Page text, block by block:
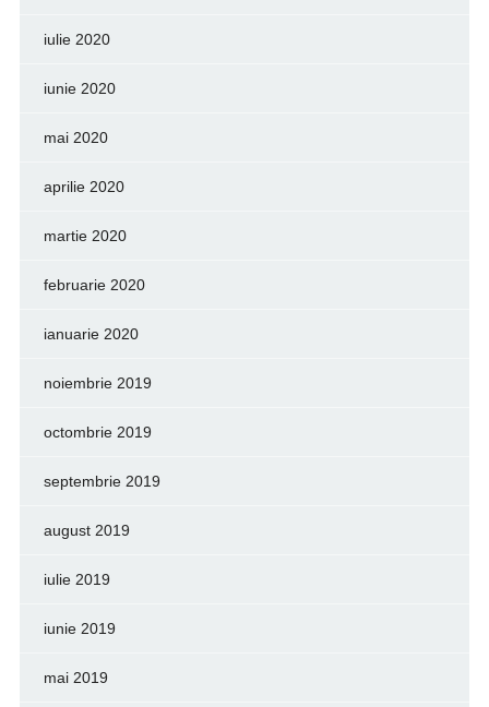
iulie 2020
iunie 2020
mai 2020
aprilie 2020
martie 2020
februarie 2020
ianuarie 2020
noiembrie 2019
octombrie 2019
septembrie 2019
august 2019
iulie 2019
iunie 2019
mai 2019